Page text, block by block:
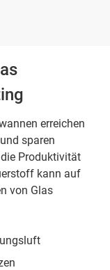
erreichen
sparen
Produktivität
kann auf
von Glas